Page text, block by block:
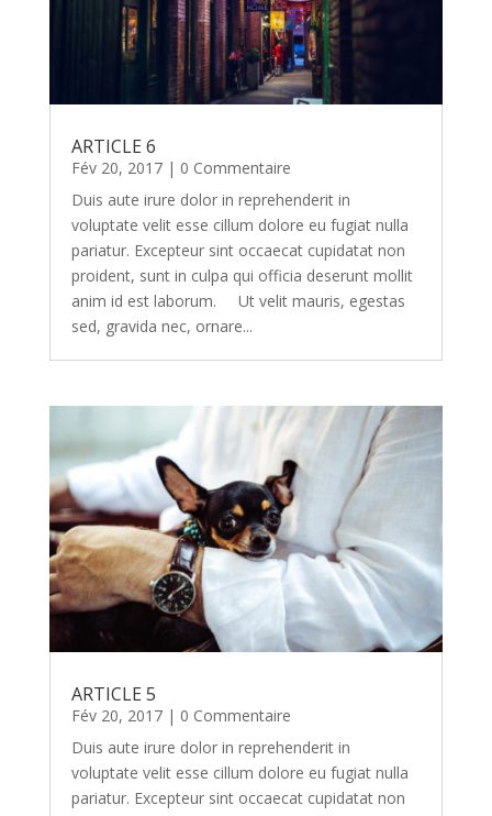
ARTICLE 6
Fév 20, 2017| 0 Commentaire
Duis aute irure dolor in reprehenderit in
voluptate velit esse cillum dolore eu fugiat nulla
pariatur. Excepteur sint occaecat cupidatat non
proident, sunt in culpa qui officia deserunt mollit
anim id est laborum. Ut velit mauris, egestas
sed, gravida nec, ornare...
ARTICLE 5
Fév 20, 2017| 0 Commentaire
Duis aute irure dolor in reprehenderit in
voluptate velit esse cillum dolore eu fugiat nulla
pariatur. Excepteur sint occaecat cupidatat non